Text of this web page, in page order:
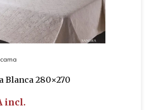
Blanca 280×270
incl.